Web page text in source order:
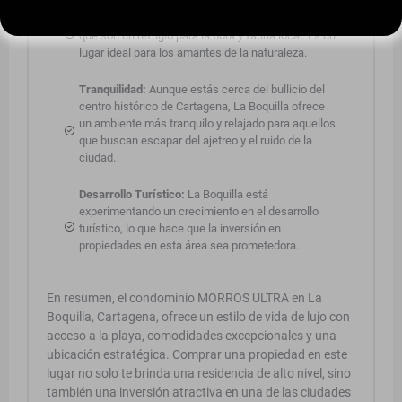
que son un refugio para la flora y fauna local. Es un
lugar ideal para los amantes de la naturaleza.
Tranquilidad: Aunque estás cerca del bullicio del
centro histórico de Cartagena, La Boquilla ofrece
un ambiente más tranquilo y relajado para aquellos
que buscan escapar del ajetreo y el ruido de la
ciudad.
Desarrollo Turístico: La Boquilla está
experimentando un crecimiento en el desarrollo
turístico, lo que hace que la inversión en
propiedades en esta área sea prometedora.
En resumen, el condominio MORROS ULTRA en La
Boquilla, Cartagena, ofrece un estilo de vida de lujo con
acceso a la playa, comodidades excepcionales y una
ubicación estratégica. Comprar una propiedad en este
lugar no solo te brinda una residencia de alto nivel, sino
también una inversión atractiva en una de las ciudades